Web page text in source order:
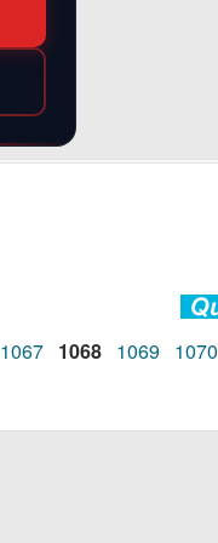
1067 1068 1069 1070